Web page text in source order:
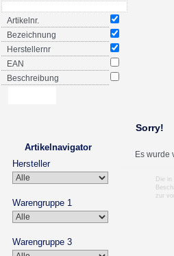
Artikelnr.
Bezeichnung
Herstellernr
EAN
Beschreibung
Artikelnavigator
Hersteller
Warengruppe 1
Warengruppe 3
Sorry!
Es wurde
Die
zur